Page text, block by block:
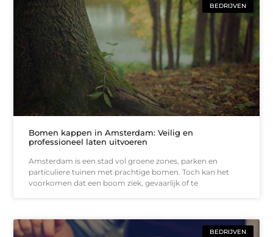
BEDRIJVEN
Bomen kappen in Amsterdam: Veilig en
professioneel laten uitvoeren
Amsterdam is een stad vol groene zones, parken en
particuliere tuinen met prachtige bomen. Toch kan het
voorkomen dat een boom ziek, gevaarlijk of te
BEDRIJVEN